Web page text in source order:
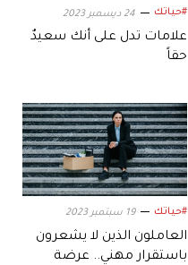
#حياتك 24 ديسمبر 2023
علامات تدل على أنك سعيدٌ
حقاً
#حياتك 19 سبتمبر 2023
العاملون الذين لا يشعرون
باستقرار مهني.. عرضة